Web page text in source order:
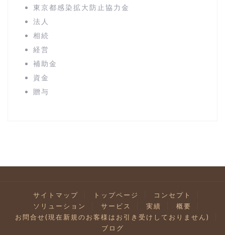
東京都感染拡大防止協力金
法人
相続
経営
補助金
資金
贈与
サイトマップ トップページ
コンセプト
ソリューション
サービス 実績
概要
お問合せ(現在新規のお客様はお引き受けしておりません)
ブログ